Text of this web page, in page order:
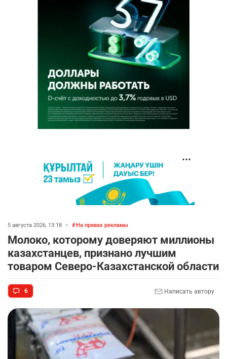
5 августа 2026, 13:18 • На правах рекламы
Молоко, которому доверяют миллионы
казахстанцев, признано лучшим
товаром Северо-Казахстанской области
6 Написать автору